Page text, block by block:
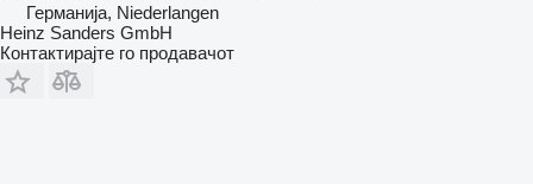
Германија, Niederlangen
Heinz Sanders GmbH
Контактирајте го продавачот